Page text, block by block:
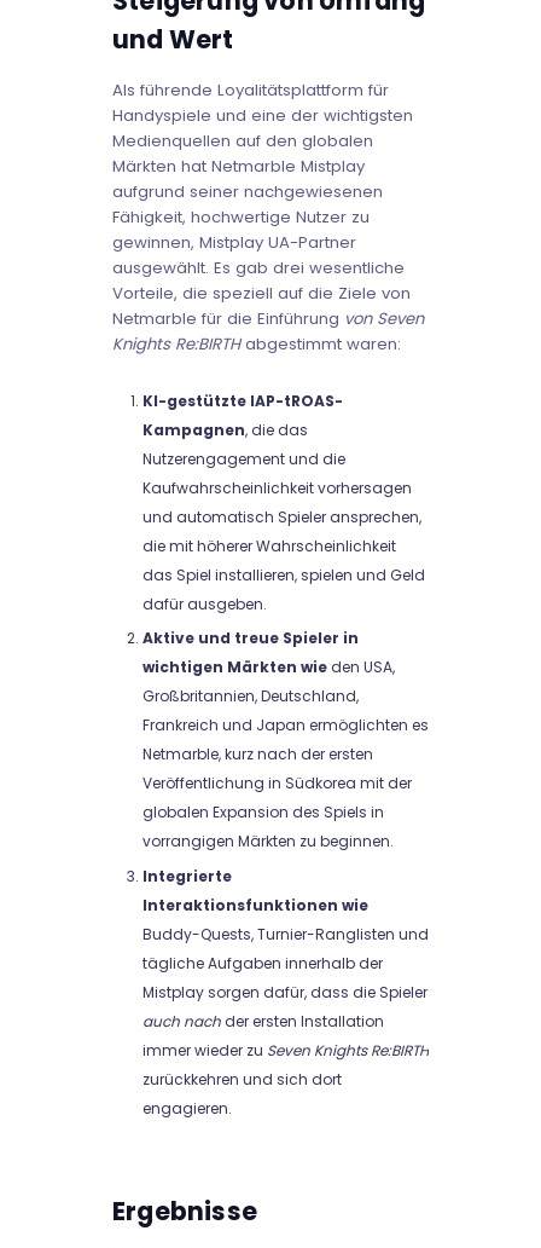
und Wert
Als führende Loyalitätsplattform für
Handyspiele und eine der wichtigsten
Medienquellen auf den globalen
Märkten hat Netmarble Mistplay
aufgrund seiner nachgewiesenen
Fähigkeit, hochwertige Nutzer zu
gewinnen, Mistplay UA-Partner
ausgewählt. Es gab drei wesentliche
Vorteile, die speziell auf die Ziele von
Netmarble für die Einführung von Seven
Knights Re:BIRTHabgestimmt waren:
KI-gestützte IAP-tROAS-
Kampagnen, die das
Nutzerengagement und die
Kaufwahrscheinlichkeit vorhersagen
und automatisch Spieler ansprechen,
die mit höherer Wahrscheinlichkeit
das Spiel installieren, spielen und Geld
dafür ausgeben.
Aktive und treue Spieler in
wichtigen Märkten wie den USA,
Großbritannien, Deutschland,
Frankreich und Japan ermöglichten es
Netmarble, kurz nach der ersten
Veröffentlichung in Südkorea mit der
globalen Expansion des Spiels in
vorrangigen Märkten zu beginnen.
Integrierte
Interaktionsfunktionen wie
Buddy-Quests, Turnier-Ranglisten und
tägliche Aufgaben innerhalb der
Mistplay sorgen dafür, dass die Spieler
auch nach der ersten Installation
immer wieder zu Seven Knights Re:BIRTH
zurückkehren und sich dort
engagieren.
Ergebnisse